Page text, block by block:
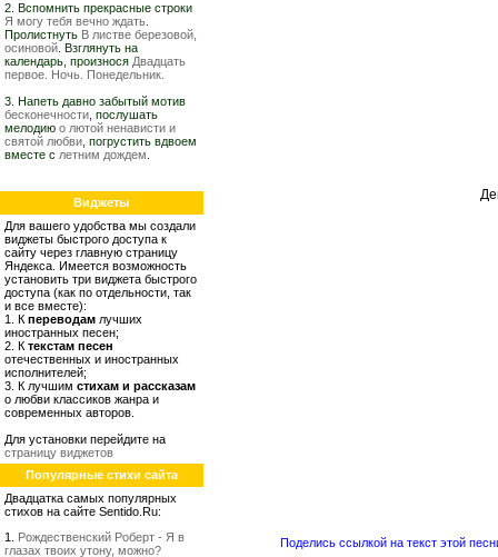
2. Вспомнить прекрасные строки
Я могу тебя вечно ждать
Пролистнуть В листве березовой,
осиновой . Взглянуть на
календарь, произнося Двадцать
первое. Ночь. Понедельник.
3. Напеть давно забытый мотив
бесконечности , послушать
мелодию о лютой ненависти и
святой любви , погрустить вдвоем
вместе с летним дождем
Виджеты
Для вашего удобства мы создали
виджеты быстрого доступа к
сайту через главную страницу
Яндекса. Имеется возможность
установить три виджета быстрого
доступа (как по отдельности, так
и все вместе):
1. К переводам лучших
иностранных песен;
2. К текстам песен
отечественных и иностранных
исполнителей;
3. К лучшим стихам и рассказам
о любви классиков жанра и
современных авторов.
Для установки перейдите на
страницу виджетов
Популярные стихи сайта
Двадцатка самых популярных
стихов на сайте Sentido.Ru:
1. Рождественский Роберт - Я в
глазах твоих утону, можно?
Поделись ссылкой на текст этой